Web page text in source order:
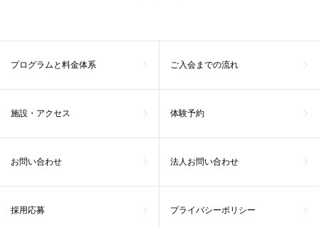
プログラムと料金体系 ご入会までの流れ
施設・アクセス 体験予約
お問い合わせ 法人お問い合わせ
採用応募 プライバシーポリシー